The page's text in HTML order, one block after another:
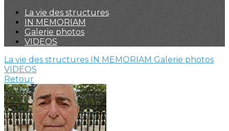
La vie des structures
IN MEMORIAM
Galerie photos
VIDEOS
La vie des structures IN MEMORIAM Galerie photos
VIDEOS
Retour